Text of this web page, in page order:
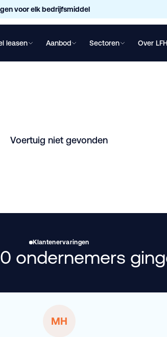
voor elk bedrijfsmiddel
leasen Aanbod Sectoren Over LFH
Voertuig niet gevonden
Klantenervaringen
ondernemers
MH